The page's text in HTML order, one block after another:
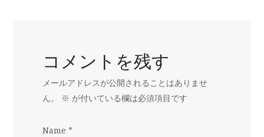
コメントを残す
メールアドレスが公開されることはありませ
ん。
※ が付いている欄は必須項目です